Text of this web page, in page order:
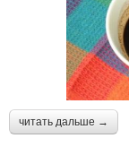
читать дальше →